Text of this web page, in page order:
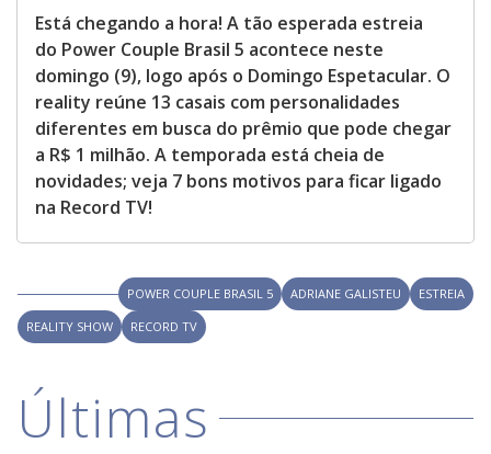
Está chegando a hora! A tão esperada estreia
do Power Couple Brasil 5 acontece neste
domingo (9), logo após o Domingo Espetacular. O
reality reúne 13 casais com personalidades
diferentes em busca do prêmio que pode chegar
a R$ 1 milhão. A temporada está cheia de
novidades; veja 7 bons motivos para ficar ligado
na Record TV!
POWER COUPLE BRASIL 5 ADRIANE GALISTEU
ESTREIA
REALITY SHOW
RECORD TV
Últimas